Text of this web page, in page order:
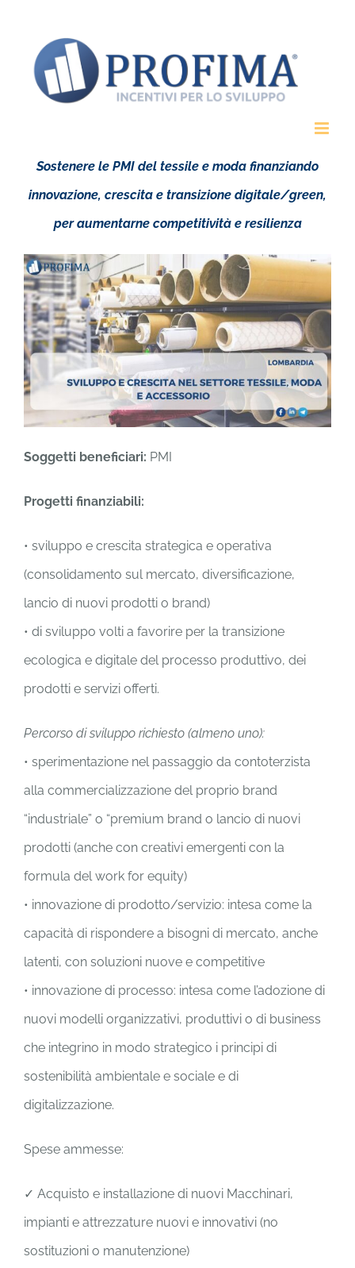
contenuto
Sostenere le PMI del tessile e moda finanziando
innovazione, crescita e transizione digitale/green,
per aumentarne competitività e resilienza
Soggetti beneficiari: PMI
Progetti finanziabili:
• sviluppo e crescita strategica e operativa
(consolidamento sul mercato, diversificazione,
lancio di nuovi prodotti o brand)
• di sviluppo volti a favorire per la transizione
ecologica e digitale del processo produttivo, dei
prodotti e servizi offerti.
Percorso di sviluppo richiesto (almeno uno):
• sperimentazione nel passaggio da contoterzista
alla commercializzazione del proprio brand
“industriale” o “premium brand o lancio di nuovi
prodotti (anche con creativi emergenti con la
formula del work for equity)
• innovazione di prodotto/servizio: intesa come la
capacità di rispondere a bisogni di mercato, anche
latenti, con soluzioni nuove e competitive
• innovazione di processo: intesa come l’adozione di
nuovi modelli organizzativi, produttivi o di business
che integrino in modo strategico i principi di
sostenibilità ambientale e sociale e di
digitalizzazione.
Spese ammesse:
✓ Acquisto e installazione di nuovi Macchinari,
impianti e attrezzature nuovi e innovativi (no
sostituzioni o manutenzione)